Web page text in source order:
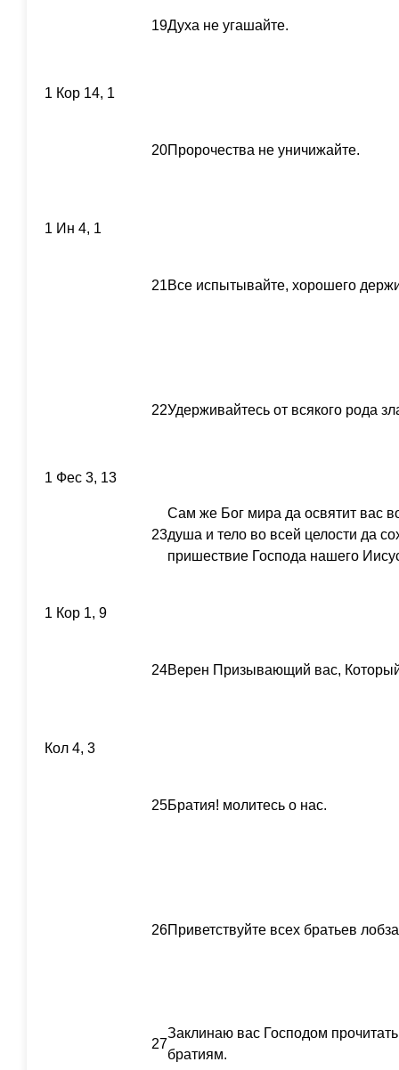
19Духа не угашайте.
1 Кор 14, 1
20Пророчества не уничижайте.
1 Ин 4, 1
21Все испытывайте, хорошего
22Удерживайтесь от всякого рода
1 Фес 3, 13
23
Сам же Бог мира да освятит вас
душа и тело во всей целости да
пришествие Господа нашего
1 Кор 1, 9
24Верен Призывающий вас,
Кол 4, 3
25Братия! молитесь о нас.
26Приветствуйте всех братьев
27
Заклинаю вас Господом
братиям.